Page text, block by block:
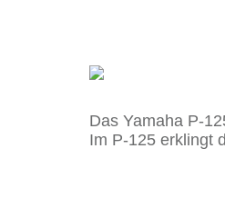
Das Yamaha P-
Im P-125 erklingt